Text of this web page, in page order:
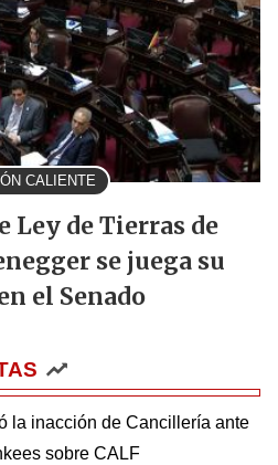
CALIENTE
Ley de Tierras de
se juega su
el Senado
la inacción de Cancillería ante
sobre CALF